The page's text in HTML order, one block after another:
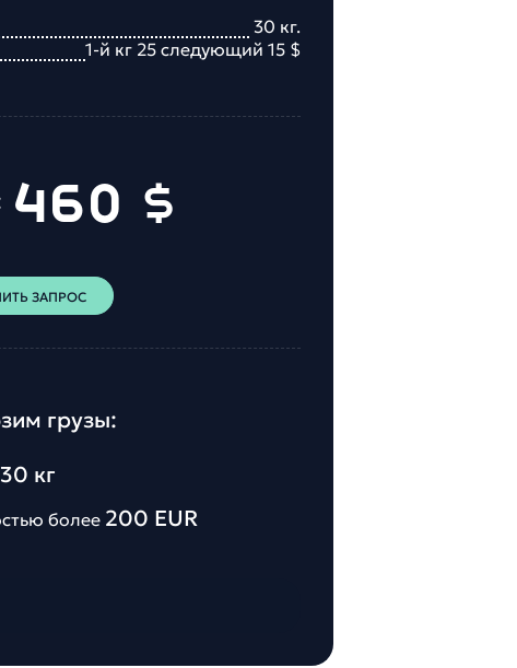
30 кг.
1-й кг 25 следующий 15 $
460 $
ЗАПРОС
грузы:
30 кг
более 200 EUR